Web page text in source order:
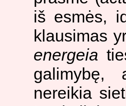
iš esmės,
klausimas
energeia
galimybę,
nereikia